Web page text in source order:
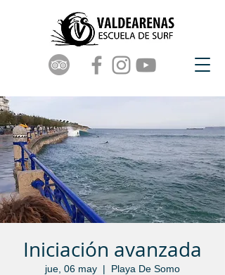
Iniciación avanzada
jue, 06 may
  |
Playa De Somo